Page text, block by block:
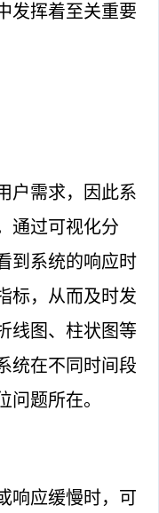
发挥着至关重要
户需求，因此系
通过可视化分
到系统的响应时
标，从而及时发
线图、柱状图等
统在不同时间段
题所在。
响应缓慢时，可